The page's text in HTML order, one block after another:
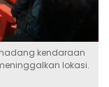
kendaraan
lokasi.